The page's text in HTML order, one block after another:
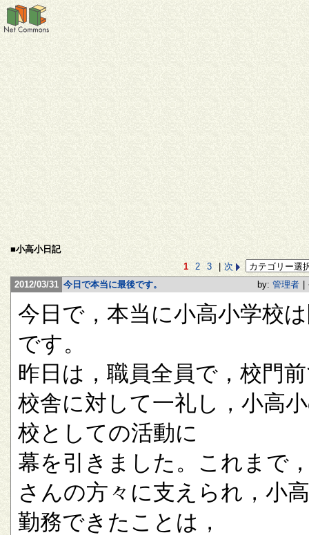
■小高小日記
1
2 3
次
2012/03/31 今日で本当に最後です。 by: 管理者
今日で，本当に小高小学校
です。
昨日は，職員全員で，校門
校舎に対して一礼し，小高
校としての活動に
幕を引きました。これまで
さんの方々に支えられ，小
勤務できたことは，